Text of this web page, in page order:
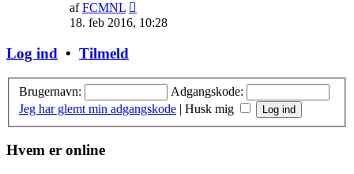
afFCMNL
det
18. feb 2016, 10:28
Log ind • Tilmeld
Brugernavn:
Adgangskode:
Jeg har glemt min adgangskode | Husk mig
Hvem er online